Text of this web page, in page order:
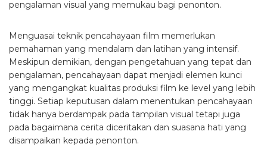
pengalaman visual yang memukau bagi penonton.
Menguasai teknik pencahayaan film memerlukan
pemahaman yang mendalam dan latihan yang intensif.
Meskipun demikian, dengan pengetahuan yang tepat dan
pengalaman, pencahayaan dapat menjadi elemen kunci
yang mengangkat kualitas produksi film ke level yang lebih
tinggi. Setiap keputusan dalam menentukan pencahayaan
tidak hanya berdampak pada tampilan visual tetapi juga
pada bagaimana cerita diceritakan dan suasana hati yang
disampaikan kepada penonton.